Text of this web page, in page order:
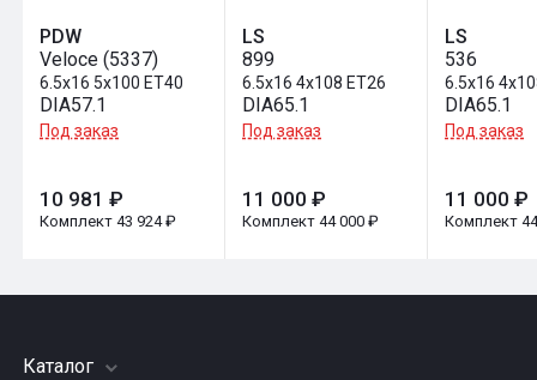
PDW
Veloce (5337)
6.5x16 5x100 ET40
DIA57.1
Под заказ
10 981 ₽
Комплект 43 924 ₽
LS
899
6.5x16 4x108 ET26
DIA65.1
Под заказ
11 000 ₽
Комплект 44 000 ₽
LS
536
6.5x16
DIA65.1
Под заказ
11 000 ₽
Комплект
Каталог